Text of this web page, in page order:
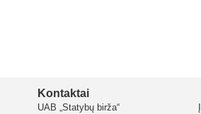
Kontaktai
UAB „Statybų birža“